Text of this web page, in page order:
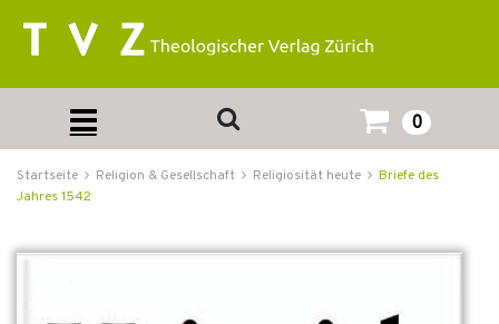
0
Startseite Religion & Gesellschaft Religiosität heute
Briefe des
Jahres 1542